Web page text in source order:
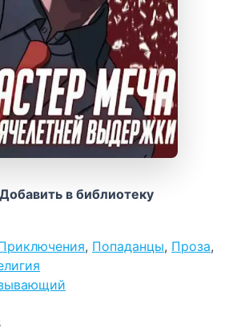
в библиотеку
, Попаданцы, Проза,